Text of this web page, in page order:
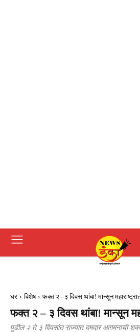
घर विशेष फक्त २ - ३ दिवस थांबा! मान्सून
फक्त २ – ३ दिवस थांबा! मान्सून
पुढील २ ते ३ दिवसांत राज्यात दमदार आगमनाची